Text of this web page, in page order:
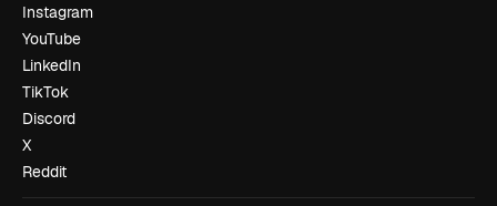
Instagram
YouTube
LinkedIn
TikTok
Discord
X
Reddit